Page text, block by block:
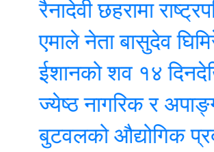
रैनादेवी छहरामा राष्ट्रपति
एमाले नेता बासुदेव घिमिरे
ईशानको शव १४ दिनदेखि
ज्येष्ठ नागरिक र अपाङ्गता
बुटवलको औद्योगिक